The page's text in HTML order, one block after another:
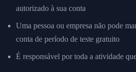
autorizado à sua conta
Uma pessoa ou empresa não pode
conta de período de teste gratuito
É responsável por toda a atividade